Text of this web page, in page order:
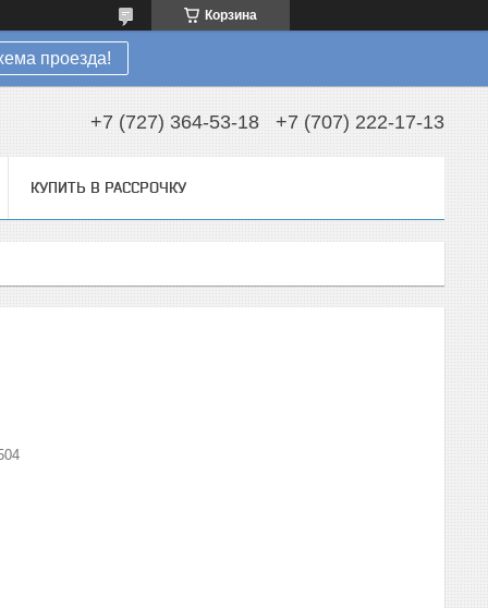
Корзина
проезда!
+7 (727) 364-53-18 +7 (707) 222-17-13
КУПИТЬ В РАССРОЧКУ